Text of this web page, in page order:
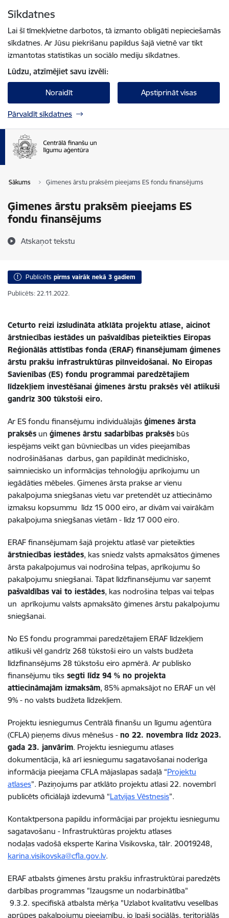
Sīkdatnes
Lai šī tīmekļvietne darbotos, tā izmanto obligāti nepieciešamās
sīkdatnes. Ar Jūsu piekrišanu papildus šajā vietnē var tikt
izmantotas statistikas un sociālo mediju sīkdatnes.
Lūdzu, atzīmējiet savu izvēli:
Noraidīt Apstiprināt visas
Pārvaldīt sīkdatnes
Sākums Ģimenes ārstu praksēm pieejams ES fondu finansējums
Ģimenes ārstu praksēm pieejams ES
fondu finansējums
Atskaņot tekstu
Publicēts pirms vairāk nekā 3 gadiem
Publicēts: 22.11.2022.
Ceturto reizi izsludināta atklāta projektu atlase, aicinot
ārstniecības iestādes un pašvaldības pieteikties Eiropas
Reģionālās attīstības fonda (ERAF) finansējumam ģimenes
ārstu prakšu infrastruktūras pilnveidošanai. No Eiropas
Savienības (ES) fondu programmai paredzētajiem
līdzekļiem investēšanai ģimenes ārstu praksēs vēl atlikuši
gandrīz 300 tūkstoši eiro.
Ar ES fondu finansējumu individuālajās ģimenes ārsta
praksēs un ģimenes ārstu sadarbības praksēs būs
iespējams veikt gan būvniecības un vides pieejamības
nodrošināšanas darbus, gan papildināt medicīnisko,
saimniecisko un informācijas tehnoloģiju aprīkojumu un
iegādāties mēbeles. Ģimenes ārsta prakse ar vienu
pakalpojuma sniegšanas vietu var pretendēt uz attiecināmo
izmaksu kopsummu līdz 15 000 eiro, ar divām vai vairākām
pakalpojuma sniegšanas vietām - līdz 17 000 eiro.
ERAF finansējumam šajā projektu atlasē var pieteikties
ārstniecības iestādes, kas sniedz valsts apmaksātos ģimenes
ārsta pakalpojumus vai nodrošina telpas, aprīkojumu šo
pakalpojumu sniegšanai. Tāpat līdzfinansējumu var saņemt
pašvaldības vai to iestādes, kas nodrošina telpas vai telpas
un aprīkojumu valsts apmaksāto ģimenes ārstu pakalpojumu
sniegšanai.
No ES fondu programmai paredzētajiem ERAF līdzekļiem
atlikuši vēl gandrīz 268 tūkstoši eiro un valsts budžeta
līdzfinansējums 28 tūkstošu eiro apmērā. Ar publisko
finansējumu tiks segti līdz 94 % no projekta
attiecināmajām izmaksām, 85% apmaksājot no ERAF un vēl
9% - no valsts budžeta līdzekļiem.
Projektu iesniegumus Centrālā finanšu un līgumu aģentūra
(CFLA) pieņems divus mēnešus - no 22. novembra līdz 2023.
gada 23. janvārim. Projektu iesniegumu atlases
dokumentācija, kā arī iesniegumu sagatavošanai noderīga
informācija pieejama CFLA mājaslapas sadaļā “Projektu
atlases”. Paziņojums par atklāto projektu atlasi 22. novembrī
publicēts oficiālajā izdevumā “Latvijas Vēstnesis”.
Kontaktpersona papildu informācijai par projektu iesniegumu
sagatavošanu - Infrastruktūras projektu atlases
nodaļas vadošā eksperte Karina Visikovska, tālr. 20019248,
karina.visikovska@cfla.gov.lv.
ERAF atbalsts ģimenes ārstu prakšu infrastruktūrai paredzēts
darbības programmas "Izaugsme un nodarbinātība"
9.3.2. specifiskā atbalsta mērķa "Uzlabot kvalitatīvu veselības
aprūpes pakalpojumu pieejamību, jo īpaši sociālās, teritoriālās